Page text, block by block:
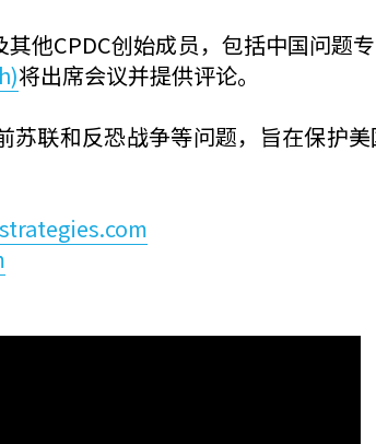
他CPDC创始成员，包括中国问题
将出席会议并提供评论。
苏联和反恐战争等问题，旨在保护